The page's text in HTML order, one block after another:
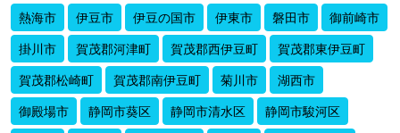
熱海市 伊豆市 伊豆の国市 伊東市 磐田市
御前崎市
掛川市
賀茂郡河津町 賀茂郡西伊豆町
賀茂郡東伊豆町
賀茂郡松崎町
賀茂郡南伊豆町 菊川市
湖西市
御殿場市
静岡市葵区 静岡市清水区
静岡市駿河区